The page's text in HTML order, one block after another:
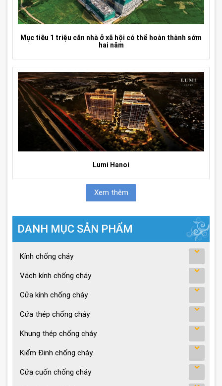
Mục tiêu 1 triệu căn nhà ở xã hội có thể hoàn thành sớm
hai năm
Lumi Hanoi
Xem thêm
DANH MỤC SẢN PHẨM
Kính chống cháy
Vách kính chống cháy
Cửa kính chống cháy
Cửa thép chống cháy
Khung thép chống cháy
Kiểm Đinh chống cháy
Cửa cuốn chống cháy